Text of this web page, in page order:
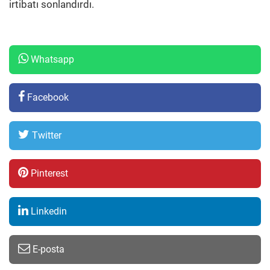
irtibatı sonlandırdı.
Whatsapp
Facebook
Twitter
Pinterest
Linkedin
E-posta